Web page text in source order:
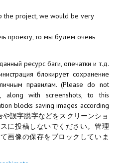
the project, we would be very
проекту, то мы будем очень
ресурс баги, опечатки и т.д.
блокирует сохранение
правилам. (Please do not
along with screenshots, to this
blocks saving images according
誤字脱字などをスクリーンショ
に投稿しないでください。管理
画像の保存をブロックしていま